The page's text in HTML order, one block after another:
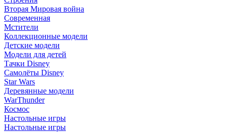
Вторая Мировая война
Современная
Мстители
Коллекционные модели
Детские модели
Модели для детей
Тачки Disney
Самолёты Disney
Star Wars
Деревянные модели
WarThunder
Космос
Настольные игры
Настольные игры